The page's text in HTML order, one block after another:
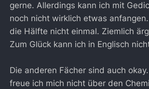
gerne. Allerdings kann ich mit
noch nicht wirklich etwas
die Hälfte nicht einmal. Ziemlich
Zum Glück kann ich in Englisch
Die anderen Fächer sind auch
freue ich mich nicht über den